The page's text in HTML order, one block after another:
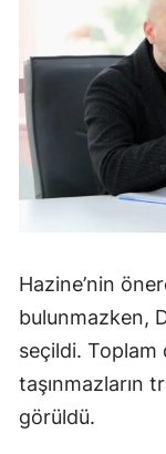
Hazine’nin
bulunmazken,
seçildi. Toplam
taşınmazların
görüldü.